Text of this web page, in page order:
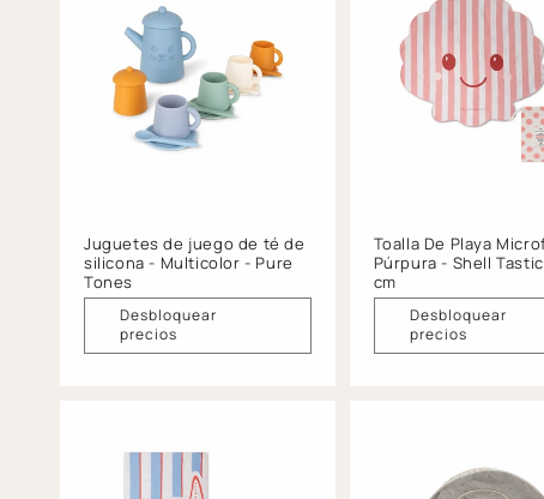
Juguetes de juego de té de
silicona - Multicolor - Pure
Tones
Desbloquear
precios
Toalla De Playa
Púrpura - Shell
cm
Desbloquear
precios